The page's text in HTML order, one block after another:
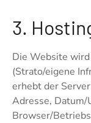
3.
Die Website
(Strato/eigene
erhebt der
Adresse, Datum/
Browser/